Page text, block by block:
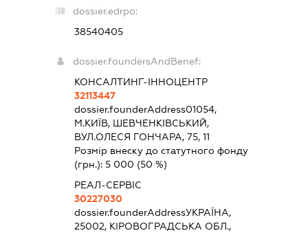
dossier.edrpo:
38540405
dossier.foundersAndBenef:
КОНСАЛТИНГ-ІННОЦЕНТР
32113447
dossier.founderAddress01054,
М.КИЇВ, ШЕВЧЕНКІВСЬКИЙ,
ВУЛ.ОЛЕСЯ ГОНЧАРА, 75, 11
Розмір внеску до статутного фонду
(грн.): 5 000 (50 %)
РЕАЛ-СЕРВІС
30227030
dossier.founderAddressУКРАЇНА,
25002, КІРОВОГРАДСЬКА ОБЛ.,